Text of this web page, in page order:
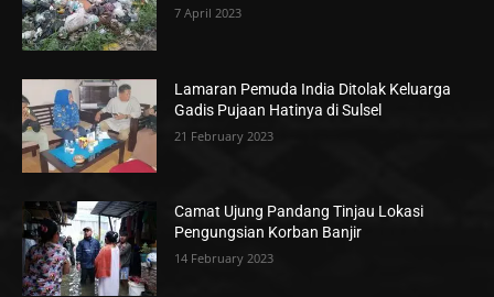
7 April 2023
Lamaran Pemuda India Ditolak Keluarga
Gadis Pujaan Hatinya di Sulsel
21 February 2023
Camat Ujung Pandang Tinjau Lokasi
Pengungsian Korban Banjir
14 February 2023